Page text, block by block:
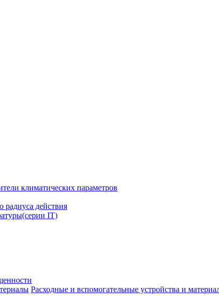
климатических параметров
действия
IT)
Расходные и вспомогательные устройства и